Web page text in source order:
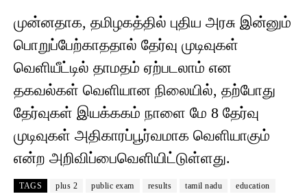
முன்னதாக, தமிழகத்தில் புதிய அரசு இன்னும்
பொறுப்பேற்காததால் தேர்வு முடிவுகள்
வெளியீட்டில் தாமதம் ஏற்படலாம் என
தகவல்கள் வெளியான நிலையில், தற்போது
தேர்வுகள் இயக்ககம் நாளை மே 8 தேர்வு
முடிவுகள் அதிகாரப்பூர்வமாக வெளியாகும்
என்ற அறிவிப்பைவெளியிட்டுள்ளது.
TAGS plus 2 public exam results tamil nadu
education